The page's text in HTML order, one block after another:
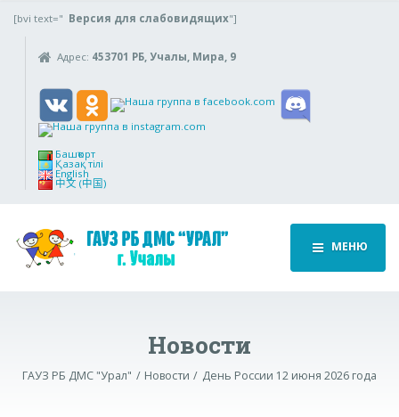
[bvi text=" Версия для слабовидящих"]
Адрес: 453701 РБ, Учалы, Мира, 9
Башҡорт
Қазақ тілі
English
中文 (中国)
МЕНЮ
Новости
ГАУЗ РБ ДМС "Урал" Новости День России 12 июня 2026 года